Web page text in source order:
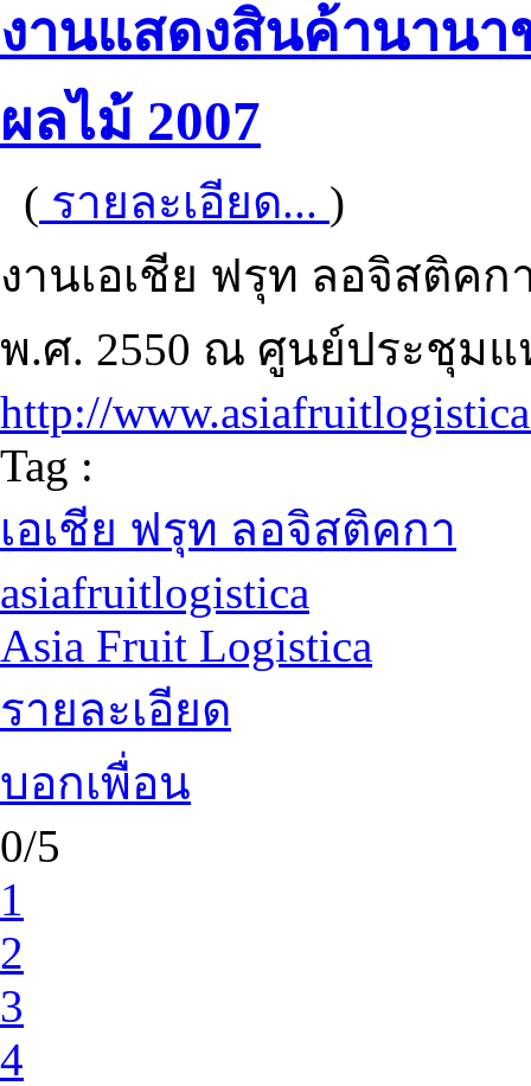
งานแสดงสินค้านาน
ผลไม้ 2007
( รายละเอียด... )
งานเอเชีย ฟรุท ลอจิสติค
พ.ศ. 2550 ณ ศูนย์ประชุม
http://
Tag :
เอเชีย ฟรุท ลอจิสติคกา
asiafruitlogistica
Asia Fruit Logistica
รายละเอียด
บอกเพื่อน
0/5
1
2
3
4